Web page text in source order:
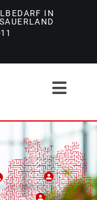
IN
person
person